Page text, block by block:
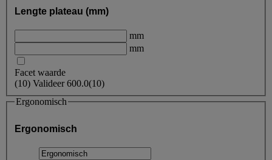
Lengte plateau (mm)
mm
mm
Facet waarde
(10) Valideer600.0(10)
Ergonomisch
Ergonomisch